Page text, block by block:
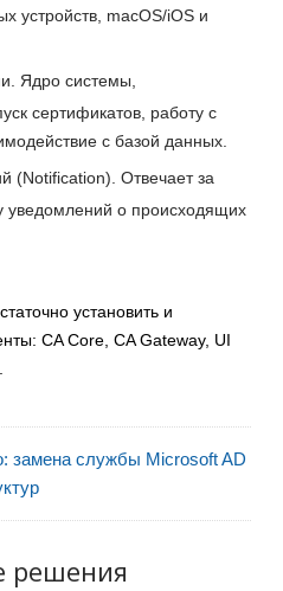
устройств, macOS/iOS и
Ядро системы,
сертификатов, работу с
с базой данных.
(Notification). Отвечает за
уведомлений о происходящих
установить и
CA Core, CA Gateway, UI
замена службы Microsoft AD
решения